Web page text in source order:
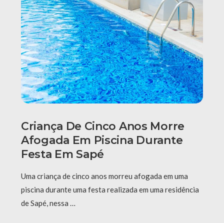
Criança De Cinco Anos Morre
Afogada Em Piscina Durante
Festa Em Sapé
Uma criança de cinco anos morreu afogada em uma
piscina durante uma festa realizada em uma residência
de Sapé, nessa …